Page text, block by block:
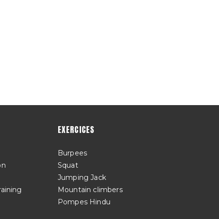
EXERCICES
Burpees
Squat
Jumping Jack
Mountain climbers
Pompes Hindu